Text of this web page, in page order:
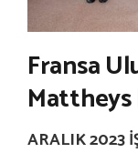
Fransa
Mattheys
ARALIK 2023